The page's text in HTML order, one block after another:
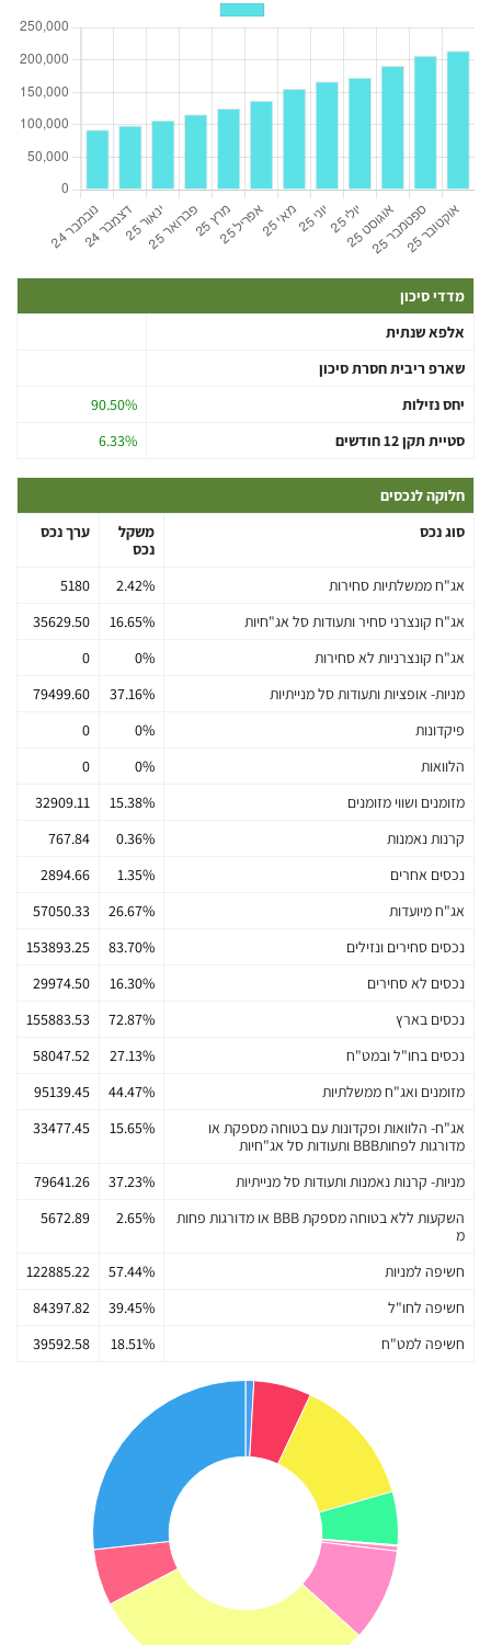
מדדי סיכון
אלפא שנתית
שארפ ריבית חסרת סיכון
יחס נזילות
90.50%
סטיית תקן 12 חודשים
6.33%
חלוקה לנכסים
סוג נכס
משקל
נכס
ערך נכס
אג"ח ממשלתיות סחירות 2.42%
5180
אג"ח קונצרני סחיר ותעודות סל אג"חיות
16.65%
35629.50
אג"ח קונצרניות לא סחירות
0%
0
מניות- אופציות ותעודות סל מנייתיות
37.16%
79499.60
פיקדונות
0%
0
הלוואות
0%
0
מזומנים ושווי מזומנים
15.38%
32909.11
קרנות נאמנות
0.36%
767.84
נכסים אחרים
1.35%
2894.66
אג"ח מיועדות
26.67%
57050.33
נכסים סחירים ונזילים
83.70%
153893.25
נכסים לא סחירים
16.30%
29974.50
נכסים בארץ
72.87%
155883.53
נכסים בחו"ל ובמט"ח
27.13%
58047.52
מזומנים ואג"ח ממשלתיות
44.47%
95139.45
אג"ח- הלוואות ופקדונות עם בטוחה מספקת או
מדורגות לפחותBBB ותעודות סל אג"חיות
15.65%
33477.45
מניות- קרנות נאמנות ותעודות סל מנייתיות 37.23%
79641.26
השקעות ללא בטוחה מספקת BBB או מדורגות פחות
מ
2.65%
5672.89
חשיפה למניות 57.44%
122885.22
חשיפה לחו"ל
39.45%
84397.82
חשיפה למט"ח
18.51%
39592.58